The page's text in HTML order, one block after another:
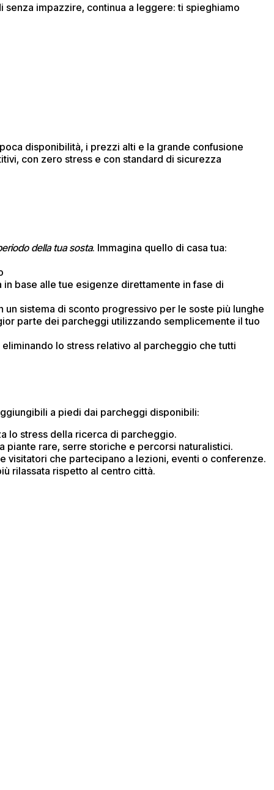
impazzire, continua a leggere: ti spieghiamo
disponibilità, i prezzi alti e la grande confusione
con zero stress e con standard di sicurezza
della tua sosta. Immagina quello di casa tua:
base alle tue esigenze direttamente in fase di
sistema di sconto progressivo per le soste più lunghe
parte dei parcheggi utilizzando semplicemente il tuo
lo stress relativo al parcheggio che tutti
a piedi dai parcheggi disponibili:
lo stress della ricerca di parcheggio.
rare, serre storiche e percorsi naturalistici.
visitatori che partecipano a lezioni, eventi o conferenze.
rilassata rispetto al centro città.